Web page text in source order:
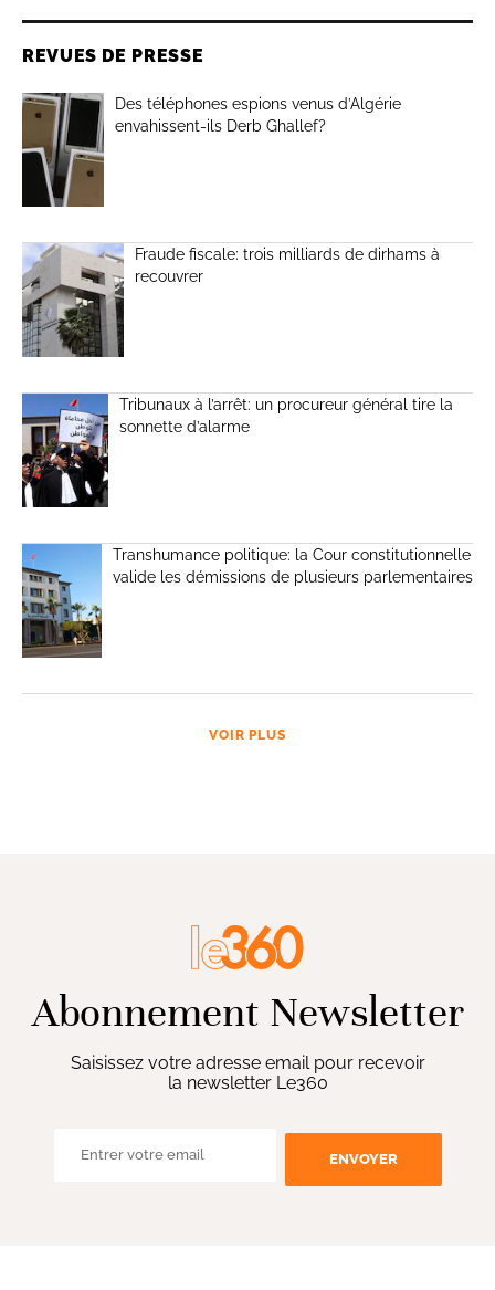
REVUES DE PRESSE
Des téléphones espions venus d’Algérie
envahissent-ils Derb Ghallef?
Fraude fiscale: trois milliards de dirhams à
recouvrer
Tribunaux à l’arrêt: un procureur général tire la
sonnette d’alarme
Transhumance politique: la Cour constitutionnelle
valide les démissions de plusieurs parlementaires
VOIR PLUS
Abonnement Newsletter
Saisissez votre adresse email pour recevoir
la newsletter Le360
ENVOYER